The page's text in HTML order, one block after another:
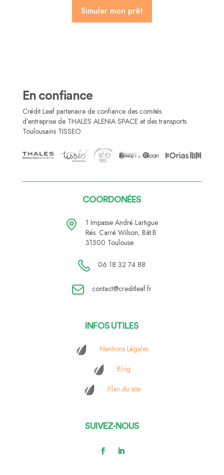
Simuler mon prêt
En confiance
Crédit Leaf partenaire de confiance des comités
d’entreprise de THALES ALENIA SPACE et des transports
Toulousains TISSEO.
COORDONÉES
1 Impasse André Lartigue
Rés. Carré Wilson, Bât.B
31500 Toulouse
06 18 32 74 88
contact@creditleaf.fr
INFOS UTILES
Mentions Légales
Blog
Plan du site
SUIVEZ-NOUS